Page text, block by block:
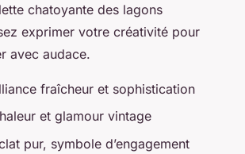
chatoyante des lagons
exprimer votre créativité pour
avec audace.
fraîcheur et sophistication
et glamour vintage
pur, symbole d’engagement